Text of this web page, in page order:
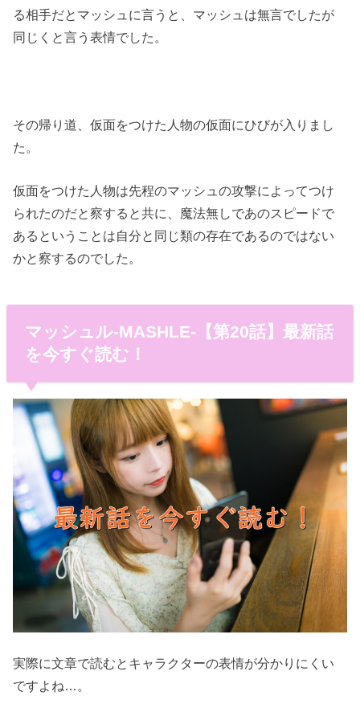
る相手だとマッシュに言うと、マッシュは無言でしたが
同じくと言う表情でした。
その帰り道、仮面をつけた人物の仮面にひびが入りまし
た。
仮面をつけた人物は先程のマッシュの攻撃によってつけ
られたのだと察すると共に、魔法無しであのスピードで
あるということは自分と同じ類の存在であるのではない
かと察するのでした。
マッシュル-MASHLE-【第20話】最新話
を今すぐ読む！
実際に文章で読むとキャラクターの表情が分かりにくい
ですよね…。